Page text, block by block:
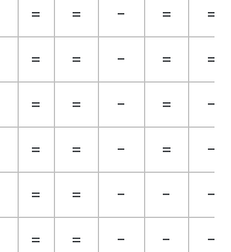
= = - =
=
= = - =
=
= = - =
-
= = - =
-
= = - -
-
= = - -
-